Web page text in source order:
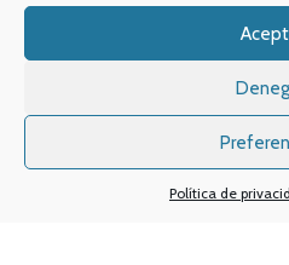
Política de
Sistemas de pagos